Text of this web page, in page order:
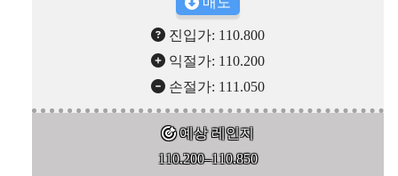
진입가: 110.800
익절가: 110.200
손절가: 111.050
예상 레인지
110.200–110.850